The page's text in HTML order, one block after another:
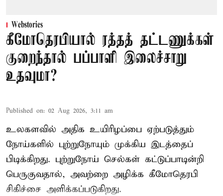
Webstories
கீமோதெரபியால் ரத்தத் தட்டணுக்கள்
குறைந்தால் பப்பாளி இலைச்சாறு
உதவுமா?
Published on: 02 Aug 2026, 3:11 am
உலகளவில் அதிக உயிரிழப்பை ஏற்படுத்தும்
நோய்களில் புற்றுநோயும் முக்கிய இடத்தைப்
பிடிக்கிறது. புற்றுநோய் செல்கள் கட்டுப்பாடின்றி
பெருகுவதால், அவற்றை அழிக்க கீமோதெரபி
சிகிச்சை அளிக்கப்படுகிறது.